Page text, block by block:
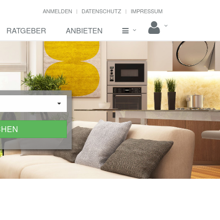
ANMELDEN DATENSCHUTZ IMPRESSUM
RATGEBER ANBIETEN